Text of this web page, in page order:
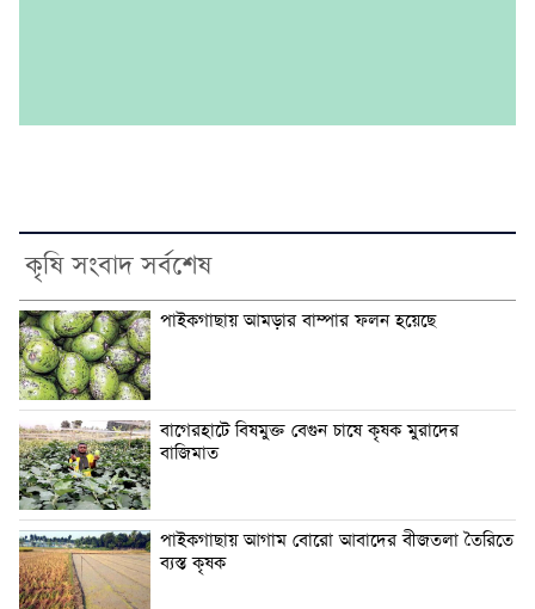
কৃষি সংবাদ সর্বশেষ
পাইকগাছায় আমড়ার বাম্পার ফলন হয়েছে
বাগেরহাটে বিষমুক্ত বেগুন চাষে কৃষক মুরাদের
বাজিমাত
পাইকগাছায় আগাম বোরো আবাদের বীজতলা তৈরিতে
ব্যস্ত কৃষক